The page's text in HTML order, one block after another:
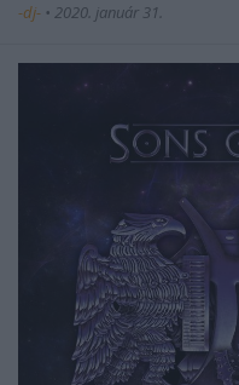
-dj- • 2020. január 31.